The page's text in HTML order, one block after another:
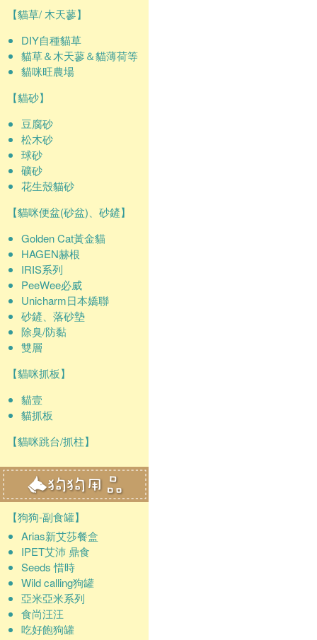
【貓草/ 木天蓼】
DIY自種貓草
貓草＆木天蓼＆貓薄荷等
貓咪旺農場
【貓砂】
豆腐砂
松木砂
球砂
礦砂
花生殼貓砂
【貓咪便盆(砂盆)、砂鏟】
Golden Cat黃金貓
HAGEN赫根
IRIS系列
PeeWee必威
Unicharm日本嬌聯
砂鏟、落砂墊
除臭/防黏
雙層
【貓咪抓板】
貓壹
貓抓板
【貓咪跳台/抓柱】
【狗狗-副食罐】
Arias新艾莎餐盒
IPET艾沛 鼎食
Seeds 惜時
Wild calling狗罐
亞米亞米系列
食尚汪汪
吃好飽狗罐